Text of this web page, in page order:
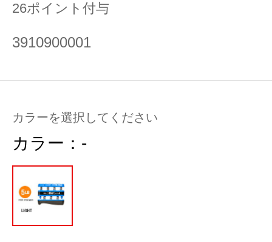
26ポイント付与
3910900001
カラーを選択してください
カラー： -